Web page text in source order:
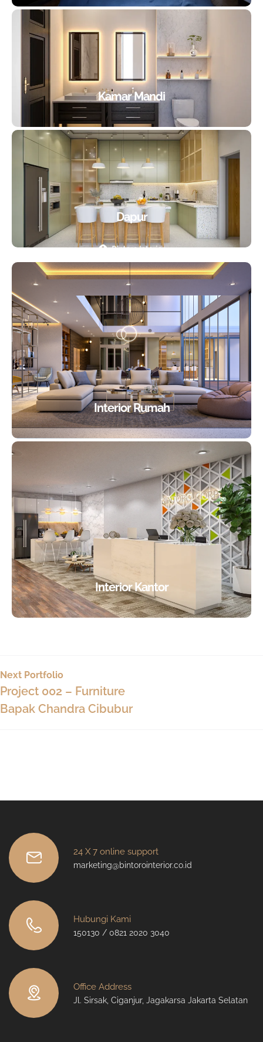
Kamar Mandi
Dapur
Interior Rumah
Interior Kantor
Next Portfolio
Project 002 – Furniture
Bapak Chandra Cibubur
24 X 7 online support
marketing@bintorointerior.co.id
Hubungi Kami
150130 / 0821 2020 3040
Office Address
Jl. Sirsak, Ciganjur, Jagakarsa Jakarta Selatan